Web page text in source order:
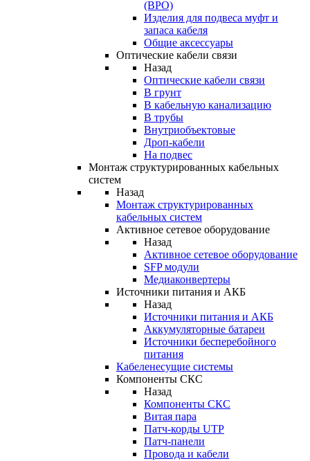
(ВРО)
Изделия для подвеса муфт и
запаса кабеля
Общие аксессуары
Оптические кабели связи
Назад
Оптические кабели связи
В грунт
В кабельную канализацию
В трубы
Внутриобъектовые
Дроп-кабели
На подвес
Монтаж структурированных кабельных
систем
Назад
Монтаж структурированных
кабельных систем
Активное сетевое оборудование
Назад
Активное сетевое оборудование
SFP модули
Медиаконвертеры
Источники питания и АКБ
Назад
Источники питания и АКБ
Аккумуляторные батареи
Источники бесперебойного
питания
Кабеленесущие системы
Компоненты СКС
Назад
Компоненты СКС
Витая пара
Патч-корды UTP
Патч-панели
Провода и кабели